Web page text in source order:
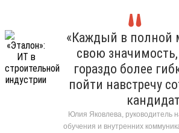
«Каждый в полной
свою
гораздо более
пойти навстречу
Юлия Яковлева, руководитель
обучения и внутренних